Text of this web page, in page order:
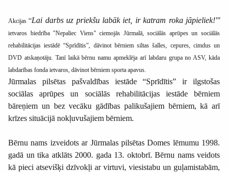
Akcijas '''Lai darbs uz priekšu labāk iet, ir katram roka jāpieliek!'''
ietvaros biedrība "Nepaliec Viens" ciemojās Jūrmalā, sociālās aprūpes un sociālās
rehabilitācijas iestādē “Sprīdītis”, dāvinot bērniem siltas šalles, cepures, cimdus un
DVD atskaņotāju. Tanī laikā bērnu namu apmeklēja arī labdaru grupa no ASV, kāda
labdarības fonda ietvaros, dāvinot bērniem sporta apavus.
Jūrmalas pilsētas pašvaldības iestāde “Sprīdītis” ir ilgstošas
sociālas aprūpes un sociālās rehabilitācijas iestāde bērniem
bāreņiem un bez vecāku gādības palikušajiem bērniem, kā arī
krīzes situācijā nokļuvušajiem bērniem.
Bērnu nams izveidots ar Jūrmalas pilsētas Domes lēmumu 1998.
gadā un tika atklāts 2000. gada 13. oktobrī. Bērnu nams veidots
kā pieci atsevišķi dzīvokļi ar virtuvi, viesistabu un guļamistabām,